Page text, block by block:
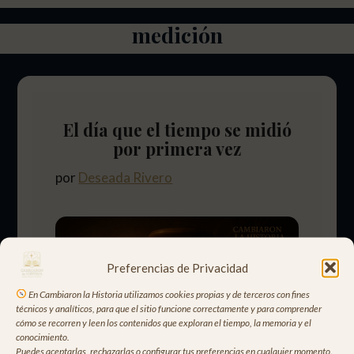
Preferencias de Privacidad
En Cambiaron la Historia utilizamos cookies propias y de terceros con fines
técnicos y analíticos, para que el sitio funcione correctamente y para comprender
cómo se recorren y leen los contenidos que exploran el tiempo, la memoria y el
conocimiento.
Puedes aceptarlas, rechazarlas o configurar tus preferencias en cualquier momento.
medición
El día que el tiempo se midió
por primera vez
por Deseada Rivero